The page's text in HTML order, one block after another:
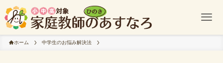
ホーム 中学生のお悩み解決法